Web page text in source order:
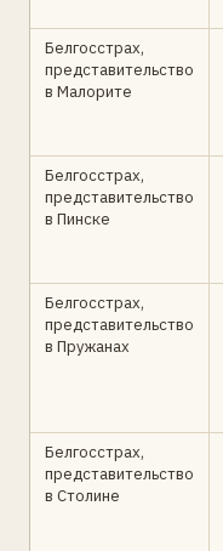
Белгосстрах,
представительство
в Малорите
Белгосстрах,
представительство
в Пинске
Белгосстрах,
представительство
в Пружанах
Белгосстрах,
представительство
в Столине